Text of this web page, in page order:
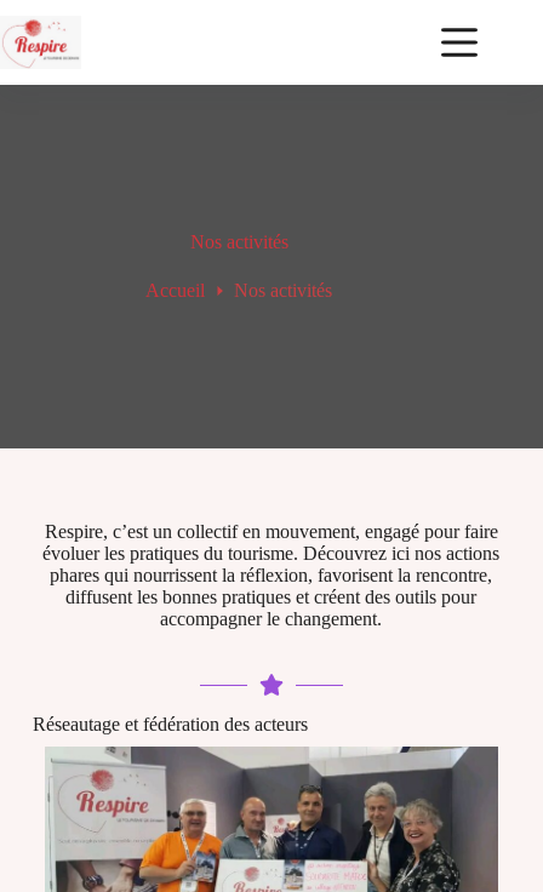
Nos activités
Accueil Nos activités
Respire, c’est un collectif en mouvement, engagé pour faire
évoluer les pratiques du tourisme. Découvrez ici nos actions
phares qui nourrissent la réflexion, favorisent la rencontre,
diffusent les bonnes pratiques et créent des outils pour
accompagner le changement.
Réseautage et fédération des acteurs